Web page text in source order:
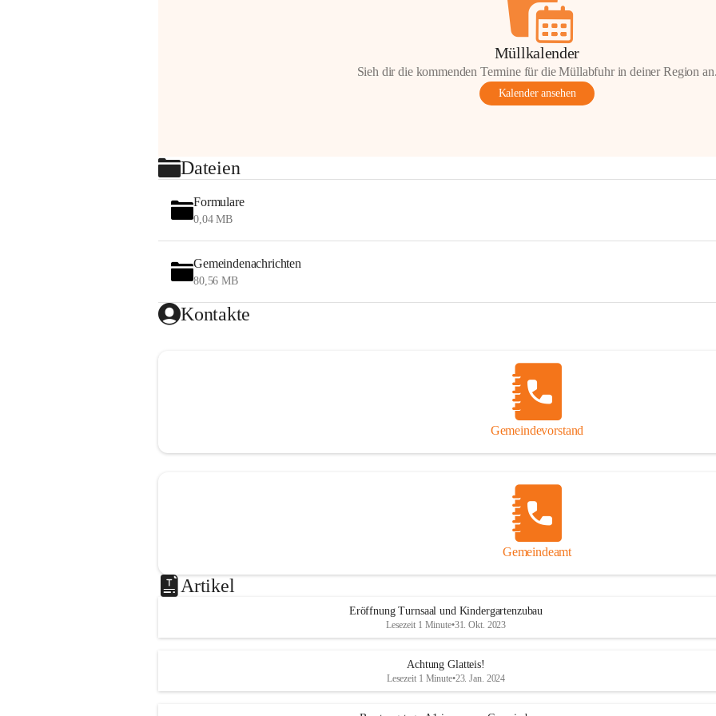
Müllkalender
Sieh dir die kommenden Termine für die Müllabfuhr in deiner Region
Kalender ansehen
Dateien
Formulare
0,04 MB
Gemeindenachrichten
80,56 MB
Kontakte
Gemeindevorstand
Gemeindeamt
Artikel
Eröffnung Turnsaal und Kindergartenzubau
Lesezeit 1 Minute•31. Okt. 2023
Achtung Glatteis!
Lesezeit 1 Minute•23. Jan. 2024